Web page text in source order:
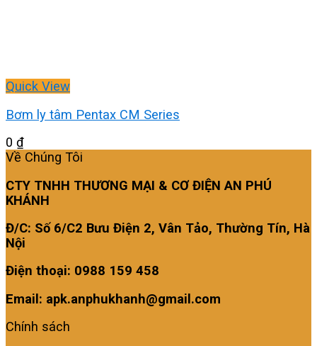
Quick View
Bơm ly tâm Pentax CM Series
0 ₫
Về Chúng Tôi
CTY TNHH THƯƠNG MẠI & CƠ ĐIỆN AN PHÚ
KHÁNH
Đ/C: Số 6/C2 Bưu Điện 2, Vân Tảo, Thường Tín, Hà
Nội
Điện thoại: 0988 159 458
Email: apk.anphukhanh@gmail.com
Chính sách